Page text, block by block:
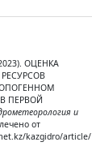
ОЦЕНКА
ПЕРВОЙ
и
от
kazgidro/article/